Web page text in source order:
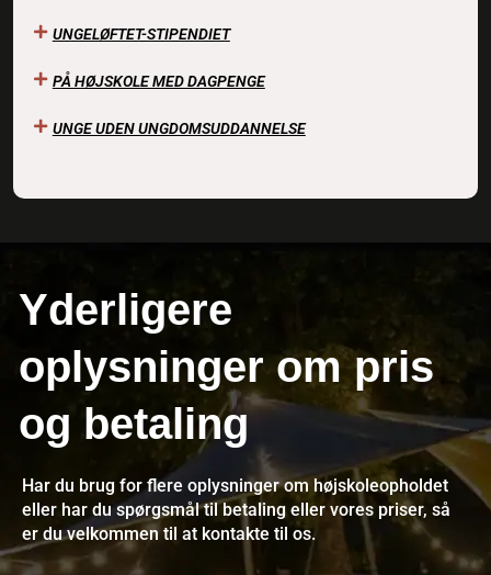
UNGELØFTET-STIPENDIET
PÅ HØJSKOLE MED DAGPENGE
UNGE UDEN UNGDOMSUDDANNELSE
Yderligere
oplysninger om pris
og betaling
Har du brug for flere oplysninger om højskoleopholdet
eller har du spørgsmål til betaling eller vores priser, så
er du velkommen til at kontakte til os.